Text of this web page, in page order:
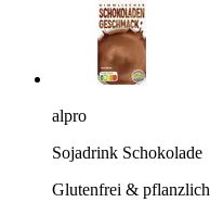
alpro
Sojadrink Schokolade
Glutenfrei & pflanzlich